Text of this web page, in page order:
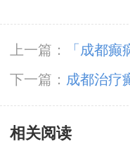
上一篇：
「成都
百年华诞同筑梦·
者
下一篇： 成都治疗
措施?
相关阅读